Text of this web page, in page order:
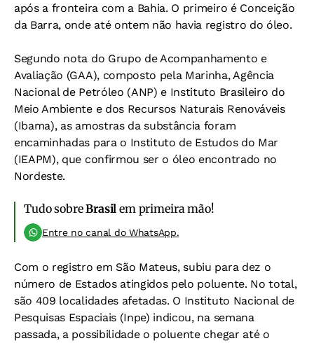
após a fronteira com a Bahia. O primeiro é Conceição
da Barra, onde até ontem não havia registro do óleo.
Segundo nota do Grupo de Acompanhamento e
Avaliação (GAA), composto pela Marinha, Agência
Nacional de Petróleo (ANP) e Instituto Brasileiro do
Meio Ambiente e dos Recursos Naturais Renováveis
(Ibama), as amostras da substância foram
encaminhadas para o Instituto de Estudos do Mar
(IEAPM), que confirmou ser o óleo encontrado no
Nordeste.
Tudo sobreBrasil em primeira mão!
Entre no canal do WhatsApp.
Com o registro em São Mateus, subiu para dez o
número de Estados atingidos pelo poluente. No total,
são 409 localidades afetadas. O Instituto Nacional de
Pesquisas Espaciais (Inpe) indicou, na semana
passada, a possibilidade o poluente chegar até o